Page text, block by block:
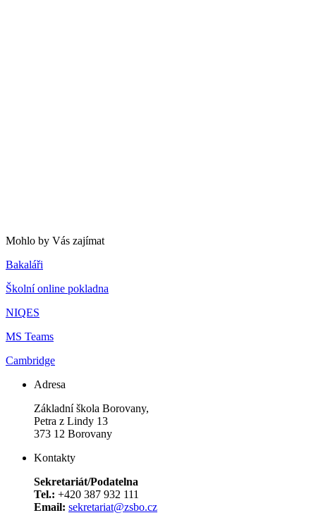
Mohlo by Vás zajímat
Bakaláři
Školní online pokladna
NIQES
MS Teams
Cambridge
Adresa
Základní škola Borovany,
Petra z Lindy 13
373 12 Borovany
Kontakty
Sekretariát/Podatelna
Tel.: +420 387 932 111
Email: sekretariat@zsbo.cz